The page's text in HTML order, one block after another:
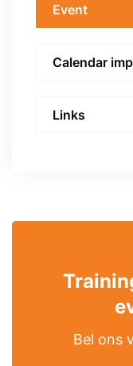
Event
Calendar
Links
Bel ons